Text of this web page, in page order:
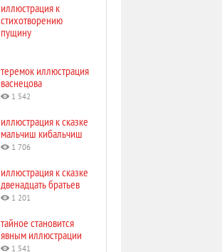
иллюстрация к
стихотворению
пущину
теремок иллюстрация
васнецова
1 542
иллюстрация к сказке
мальчиш кибальчиш
1 706
иллюстрация к сказке
двенадцать братьев
1 201
тайное становится
явным иллюстрации
1 541